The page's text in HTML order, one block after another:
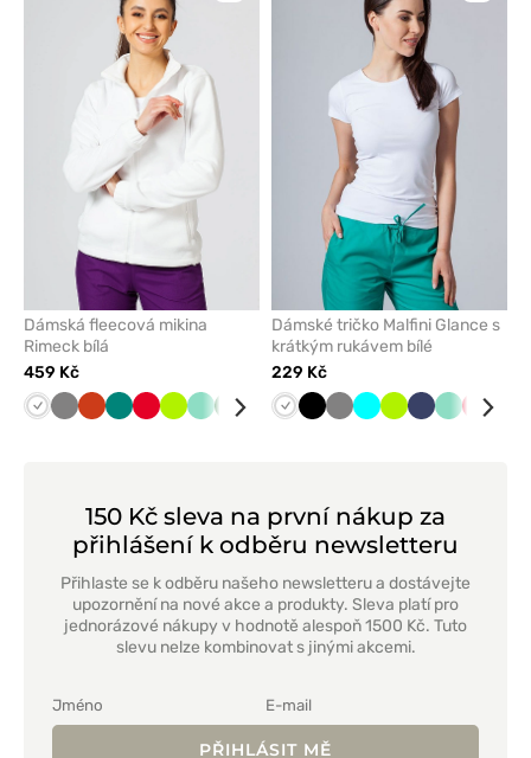
Dámská fleecová mikina
Rimeck bílá
459 Kč
Bílá ŠedáOranžová
ZelenáČervenáLimetková
MátováTmavěGrafitová
Lazurová
TmavěČernáNámořnická
Dámské tričko Malfini Glance s
krátkým rukávem bílé
229 Kč
Bílá ČernáŠedáTyrkysová
Limetková
Námořnická
Mátová
150 Kč sleva na první nákup za
přihlášení k odběru newsletteru
Přihlaste se k odběru našeho newsletteru a dostávejte
upozornění na nové akce a produkty. Sleva platí pro
jednorázové nákupy v hodnotě alespoň 1500 Kč. Tuto
slevu nelze kombinovat s jinými akcemi.
PŘIHLÁSIT MĚ